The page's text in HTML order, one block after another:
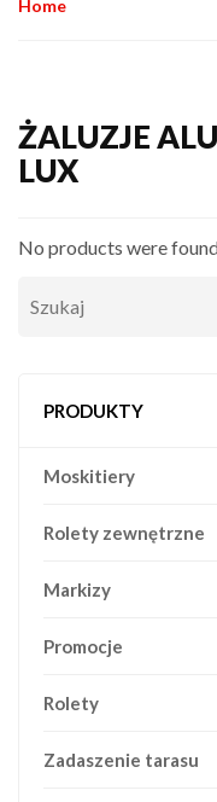
Home
ŻALUZJE
LUX
No products were
PRODUKTY
Moskitiery
Rolety zewnętrzne
Markizy
Promocje
Rolety
Zadaszenie tarasu